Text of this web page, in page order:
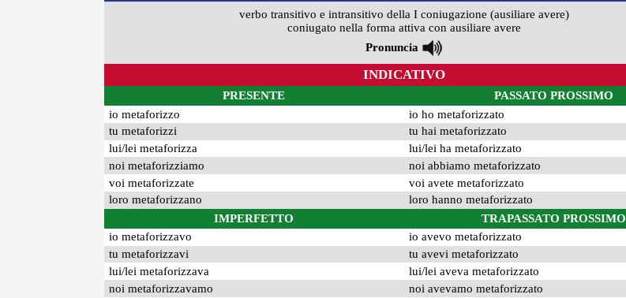
verbo transitivo e intransitivo della I coniugazione (ausiliare avere)
coniugato nella forma attiva con ausiliare avere
Pronuncia
INDICATIVO
PRESENTE
io metaforizzo
tu metaforizzi
lui/lei metaforizza
noi metaforizziamo
voi metaforizzate
loro metaforizzano
IMPERFETTO
io metaforizzavo
tu metaforizzavi
lui/lei metaforizzava
noi metaforizzavamo
PASSATO PROSSIMO
io ho metaforizzato
tu hai metaforizzato
lui/lei ha metaforizzato
noi abbiamo metaforizzato
voi avete metaforizzato
loro hanno metaforizzato
TRAPASSATO PROSSIMO
io avevo metaforizzato
tu avevi metaforizzato
lui/lei aveva metaforizzato
noi avevamo metaforizzato